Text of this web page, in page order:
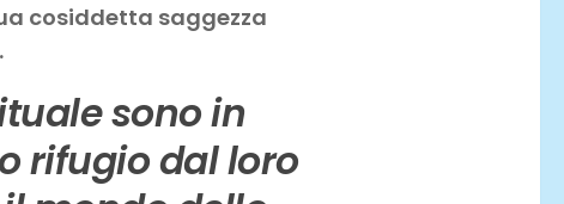
cosiddetta saggezza
sono in
rifugio dal loro